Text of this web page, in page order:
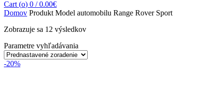
Search for:
Hľadať
Cart (o) 0 / 0.00 €
Zobrazuje sa 12 výsledkov